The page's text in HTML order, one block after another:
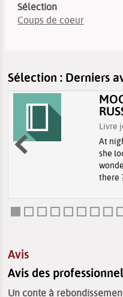
Sélection
Coups de coeur
Sélection : Derniers
Livre
At
she
there
Avis
Avis des
Un conte à